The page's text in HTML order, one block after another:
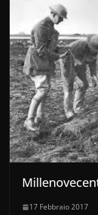
17 Febbraio 2017